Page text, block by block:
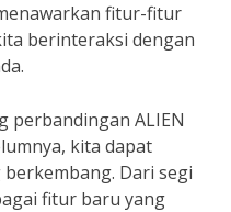
fitur-fitur
berinteraksi dengan
perbandingan ALIEN
kita dapat
Dari segi
fitur baru yang